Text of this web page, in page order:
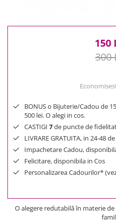
1000 Lei +
150
300
BONUS o Bijuterie/Cadou de
500 lei. O alegi in cos.
CASTIGI 7de puncte de
LIVRARE GRATUITA, in 24-48
Impachetare Cadou,
Felicitare, disponibila in Cos
Personalizarea Cadourilor*
O alegere redutabilă în materie de